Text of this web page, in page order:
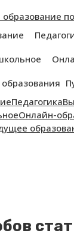
образование
Педагогика
Онлайн-